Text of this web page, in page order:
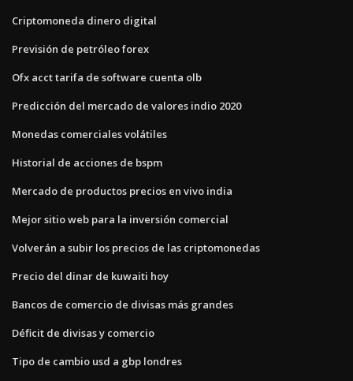
Criptomoneda dinero digital
Previsión de petróleo forex
Ofx acct tarifa de software cuenta olb
Predicción del mercado de valores indio 2020
Monedas comerciales volátiles
Historial de acciones de bspm
Mercado de productos precios en vivo india
Mejor sitio web para la inversión comercial
Volverán a subir los precios de las criptomonedas
Precio del dinar de kuwaiti hoy
Bancos de comercio de divisas más grandes
Déficit de divisas y comercio
Tipo de cambio usd a gbp londres